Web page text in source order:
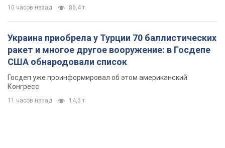
10 часов назад 86,4 т.
Украина приобрела у Турции 70 баллистических
ракет и многое другое вооружение: в Госдепе
США обнародовали список
Госдеп уже проинформировал об этом американский
Конгресс
11 часов назад 14,5 т.